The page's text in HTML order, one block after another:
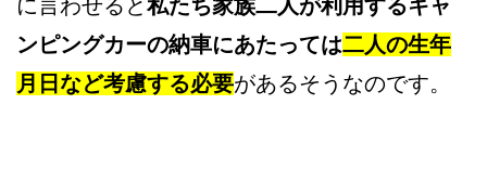
に言わせると私たち家族二人が利用するキャ
ンピングカーの納車にあたっては二人の生年
月日など考慮する必要があるそうなのです。